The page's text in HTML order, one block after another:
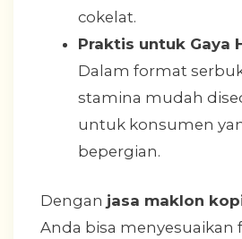
cokelat.
Praktis untuk Gaya
Dalam format
stamina mudah
untuk konsumen
bepergian.
Dengan jasa maklon
Anda bisa menyesuaikan